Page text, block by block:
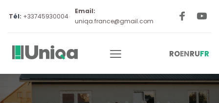
Tél: +33745930004
Email:
uniqa.france@gmail.com
ROENRUFR